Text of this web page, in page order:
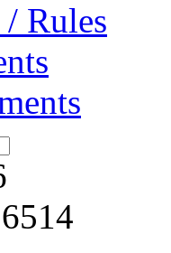
Rules